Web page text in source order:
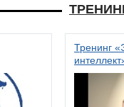
Тренинг